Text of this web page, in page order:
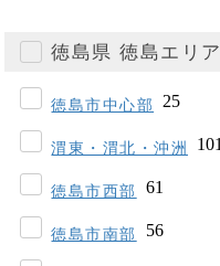
徳島県 徳島エリア
徳島市中心部
渭東・渭北・沖洲
徳島市西部
徳島市南部